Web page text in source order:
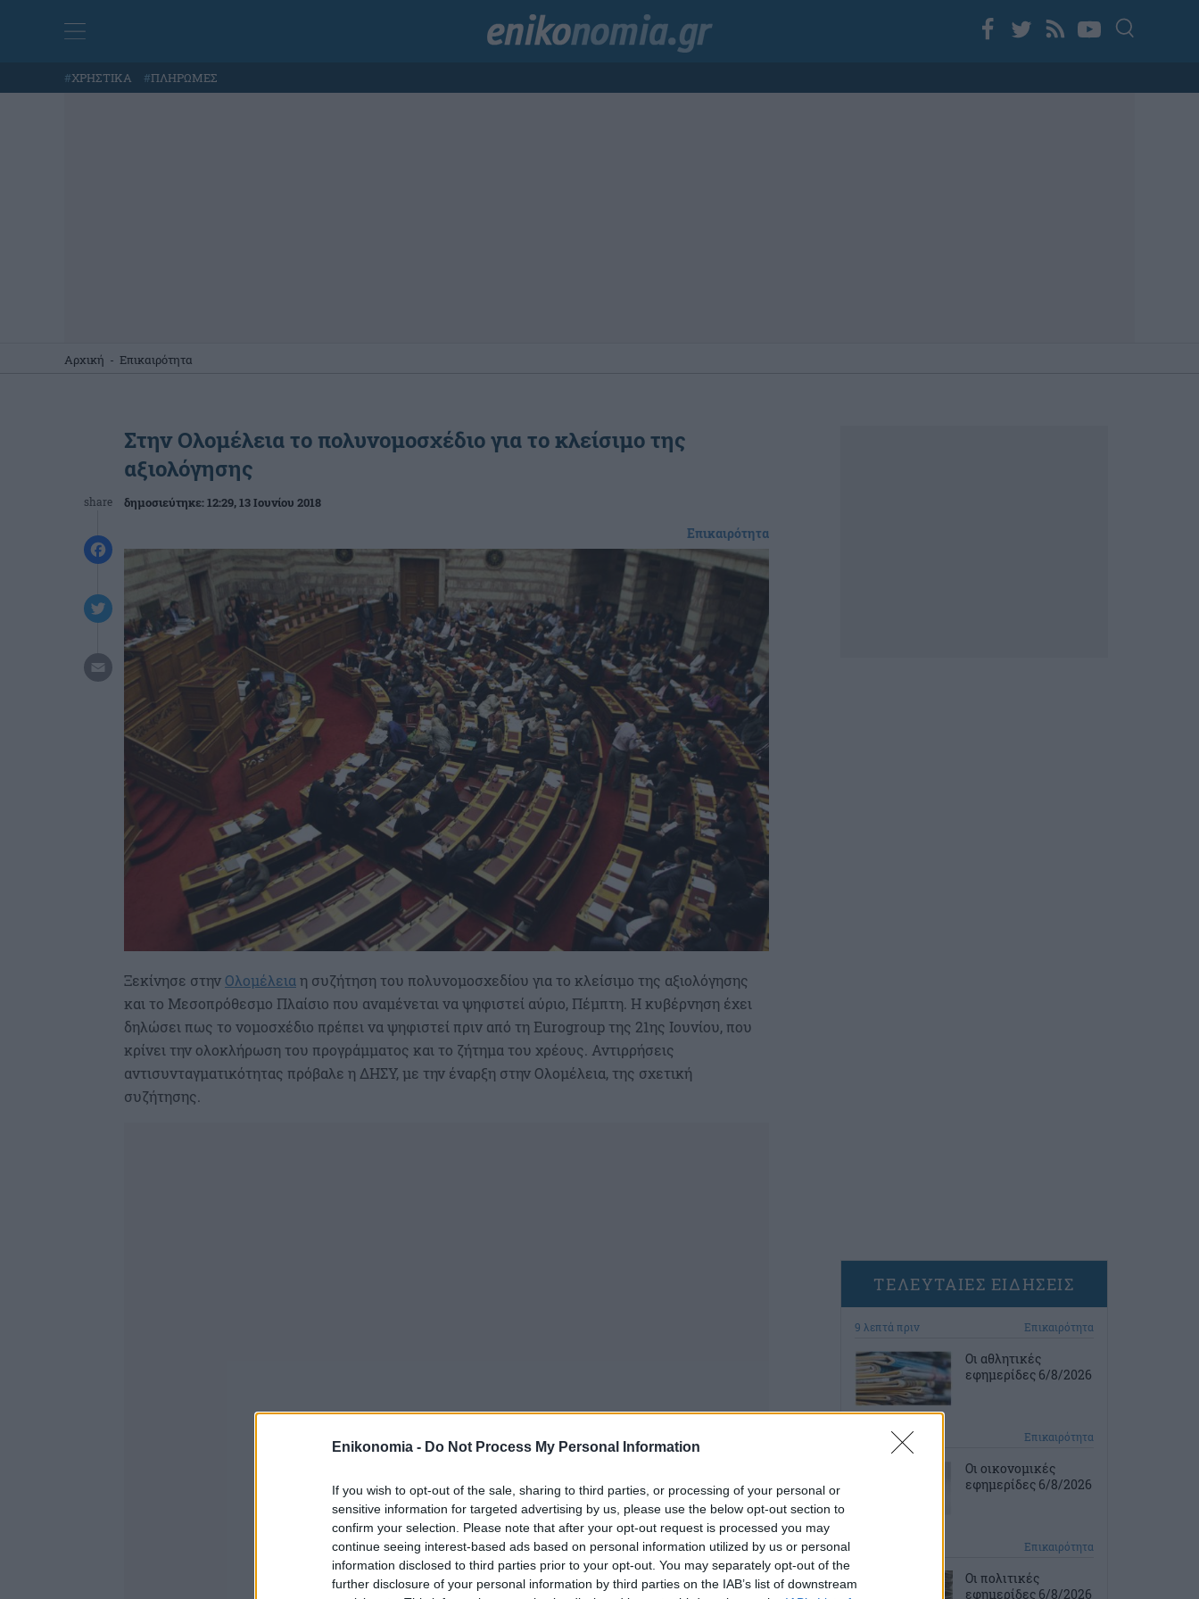
Enikonomia - Do Not Process My Personal Information
If you wish to opt-out of the sale, sharing to third parties, or processing of your personal or
sensitive information for targeted advertising by us, please use the below opt-out section to
confirm your selection. Please note that after your opt-out request is processed you may
continue seeing interest-based ads based on personal information utilized by us or personal
information disclosed to third parties prior to your opt-out. You may separately opt-out of the
further disclosure of your personal information by third parties on the IAB’s list of downstream
#ΧΡΗΣΤΙΚΑ #ΠΛΗΡΩΜΕΣ
Αρχική - Επικαιρότητα
share
Στην Ολομέλεια το πολυνομοσχέδιο για το κλείσιμο της
αξιολόγησης
δημοσιεύτηκε:12:29, 13 Ιουνίου 2018
Επικαιρότητα
Ξεκίνησε στην Ολομέλειαη συζήτηση του πολυνομοσχεδίου για το κλείσιμο της αξιολόγησης
και το Μεσοπρόθεσμο Πλαίσιο που αναμένεται να ψηφιστεί αύριο, Πέμπτη. Η κυβέρνηση έχει
δηλώσει πως το νομοσχέδιο πρέπει να ψηφιστεί πριν από τη Eurogroup της 21ης Ιουνίου, που
κρίνει την ολοκλήρωση του προγράμματος και το ζήτημα του χρέους. Αντιρρήσεις
αντισυνταγματικότητας πρόβαλε η ΔΗΣΥ, με την έναρξη στην Ολομέλεια, της σχετική
συζήτησης.
ΤΕΛΕΥΤΑΙΕΣ ΕΙΔΗΣΕΙΣ
9 λεπτά πριν Επικαιρότητα
Οι αθλητικές
εφημερίδες 6/8/2026
24 λεπτά πριν Επικαιρότητα
Οι οικονομικές
εφημερίδες 6/8/2026
Επικαιρότητα
Οι πολιτικές
εφημερίδες 6/8/2026